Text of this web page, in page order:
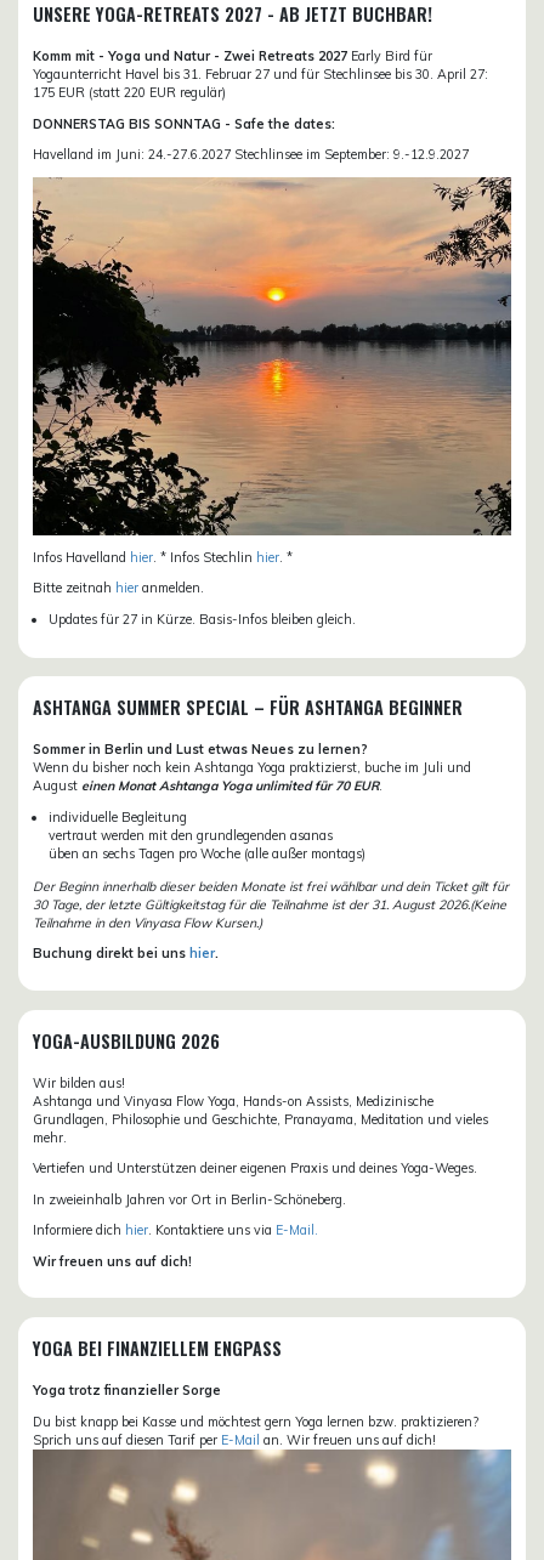
UNSERE YOGA-RETREATS 2027 - AB JETZT BUCHBAR!
Komm mit - Yoga und Natur - Zwei Retreats 2027 Early Bird für
Yogaunterricht Havel bis 31. Februar 27 und für Stechlinsee bis 30. April 27:
175 EUR (statt 220 EUR regulär)
DONNERSTAG BIS SONNTAG - Safe the dates:
Havelland im Juni: 24.-27.6.2027 Stechlinsee im September: 9.-12.9.2027
Infos Havelland hier . * Infos Stechlin hier . *
Bitte zeitnah hier anmelden.
Updates für 27 in Kürze. Basis-Infos bleiben gleich.
ASHTANGA SUMMER SPECIAL – FÜR ASHTANGA BEGINNER
Sommer in Berlin und Lust etwas Neues zu lernen?
Wenn du bisher noch kein Ashtanga Yoga praktizierst, buche im Juli und
August einen Monat Ashtanga Yoga unlimited für 70 EUR.
individuelle Begleitung
vertraut werden mit den grundlegenden asanas
üben an sechs Tagen pro Woche (alle außer montags)
Der Beginn innerhalb dieser beiden Monate ist frei wählbar und dein Ticket gilt für
30 Tage, der letzte Gültigkeitstag für die Teilnahme ist der 31. August 2026.(Keine
Teilnahme in den Vinyasa Flow Kursen.)
Buchung direkt bei uns hier.
YOGA-AUSBILDUNG 2026
Wir bilden aus!
Ashtanga und Vinyasa Flow Yoga, Hands-on Assists, Medizinische
Grundlagen, Philosophie und Geschichte, Pranayama, Meditation und vieles
mehr.
Vertiefen und Unterstützen deiner eigenen Praxis und deines Yoga-Weges.
In zweieinhalb Jahren vor Ort in Berlin-Schöneberg.
Informiere dich hier. Kontaktiere uns via E-Mail.
Wir freuen uns auf dich!
YOGA BEI FINANZIELLEM ENGPASS
Yoga trotz finanzieller Sorge
Du bist knapp bei Kasse und möchtest gern Yoga lernen bzw. praktizieren?
Sprich uns auf diesen Tarif per E-Mail an. Wir freuen uns auf dich!